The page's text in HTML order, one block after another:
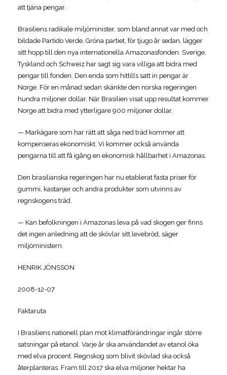
att tjäna pengar.
Brasiliens radikale miljöminister, som bland annat var med och
bildade Partido Verde, Gröna partiet, för tjugo år sedan, lägger
sitt hopp till den nya internationella Amazonasfonden. Sverige,
Tyskland och Schweiz har sagt sig vara villiga att bidra med
pengar till fonden. Den enda som hittills satt in pengar är
Norge. För en månad sedan skänkte den norska regeringen
hundra miljoner dollar. När Brasilien visat upp resultat kommer
Norge att bidra med ytterligare 900 miljoner dollar.
— Markägare som har rätt att såga ned träd kommer att
kompenseras ekonomiskt. Vi kommer också använda
pengarna till att få igång en ekonomisk hållbarhet i Amazonas.
Den brasilianska regeringen har nu etablerat fasta priser för
gummi, kastanjer och andra produkter som utvinns av
regnskogens träd.
— Kan befolkningen i Amazonas leva på vad skogen ger finns
det ingen anledning att de skövlar sitt levebröd, säger
miljöministern.
HENRIK JÖNSSON
2008-12-07
Faktaruta
I Brasiliens nationell plan mot klimatförändringar ingår större
satsningar på etanol. Varje år ska användandet av etanol öka
med elva procent. Regnskog som blivit skövlad ska också
återplanteras. Fram till 2017 ska elva miljoner hektar ha